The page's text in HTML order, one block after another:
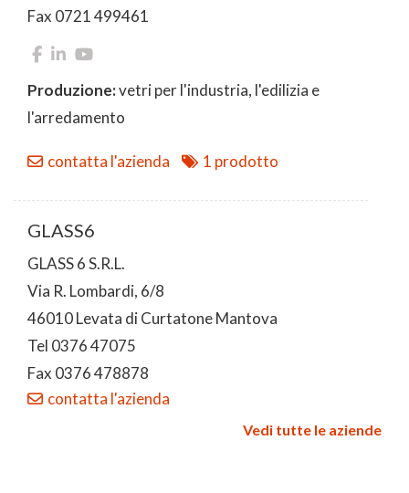
Fax 0721 499461
Produzione:vetri per l'industria, l'edilizia e
l'arredamento
contatta l'azienda 1 prodotto
GLASS6
GLASS 6 S.R.L.
Via R. Lombardi, 6/8
46010 Levata di Curtatone Mantova
Tel 0376 47075
Fax 0376 478878
contatta l'azienda
Vedi tutte le aziende